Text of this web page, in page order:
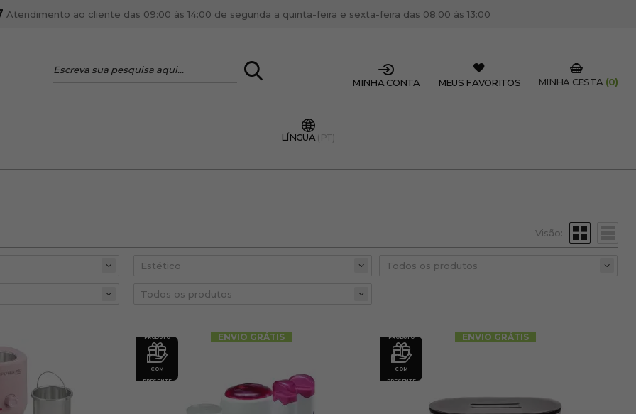
LOGIN
ficar por dentro
CRIAR CONTA PROFISSIONAL
Atendimento ao cliente das 09:00 às 14:00 de segunda a quinta-feira e sexta-feira das 08:00 às 13:00
MINHA CESTA (0)
MEUS FAVORITOS
MINHA CONTA
LÍNGUA (PT)
Visão:
PRODUTO
COM
PRESENTE
ENVIO GRÁTIS PRODUTO
COM
PRESENTE
ENVIO GRÁTIS